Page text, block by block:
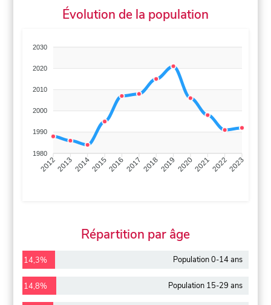
Évolution de la population
2030
2020
2010
2000
1990
1980
201220132014201520162017 20182019 2020202120222023
Répartition par âge
14,3% Population 0-14 ans
14,8% Population 15-29 ans